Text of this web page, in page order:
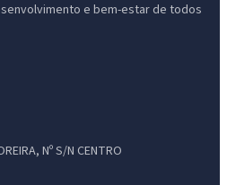
e bem-estar de todos
Nº S/N CENTRO